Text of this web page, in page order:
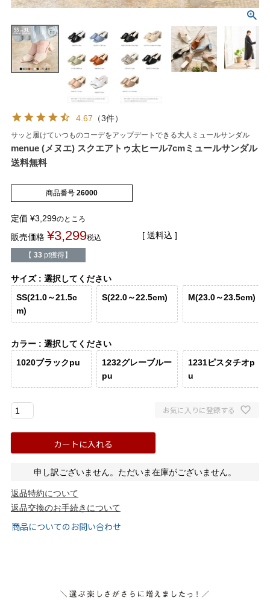
マイページメニュー
お気に入り
アイテムカテゴリから選ぶ
バレエシューズ
スニーカー・スリッポン
カジュアルシューズ
サンダル
シューズケア ウェア
ブランドから選ぶ
menue -メヌエ- mooimooi -モーイモーイ-
4.67 （3件）
サッと履けていつものコーデをアップデートできる大人ミュールサンダル
menue (メヌエ) スクエアトゥ太ヒール7cmミュールサンダル
送料無料
商品番号 26000
定価 ¥3,299のところ
販売価格 ¥3,299税込 送料込
【 33 pt獲得】
サイズ
選択してください
SS(21.0～21.5c
m)
S(22.0～22.5cm) M(23.0～23.5cm)
カラー
選択してください
1020ブラックpu
1232グレーブルー
pu
1231ピスタチオp
u
お気に入りに登録する
カートに入れる
申し訳ございません。ただいま在庫がございません。
返品特約について
返品交換のお手続きについて
商品についてのお問い合わせ